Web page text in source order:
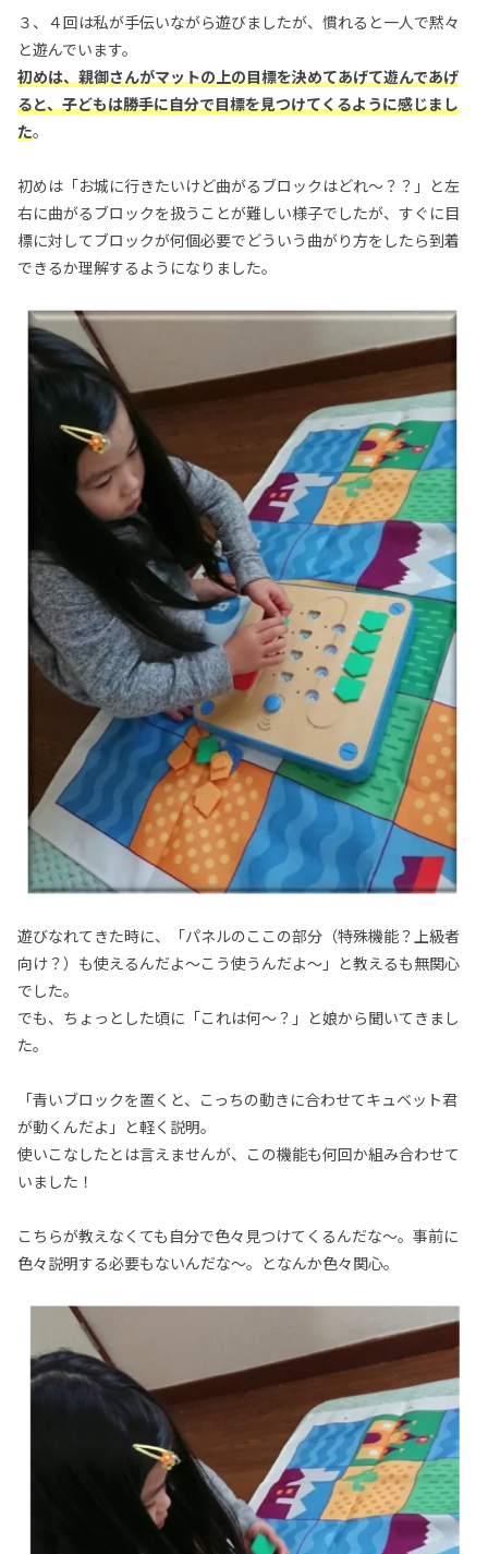
３、４回は私が手伝いながら遊びましたが、慣れると一人で黙々
と遊んでいます。
初めは、親御さんがマットの上の目標を決めてあげて遊んであげ
ると、子どもは勝手に自分で目標を見つけてくるように感じまし
た。
初めは「お城に行きたいけど曲がるブロックはどれ～？？」と左
右に曲がるブロックを扱うことが難しい様子でしたが、すぐに目
標に対してブロックが何個必要でどういう曲がり方をしたら到着
できるか理解するようになりました。
遊びなれてきた時に、「パネルのここの部分（特殊機能？上級者
向け？）も使えるんだよ～こう使うんだよ～」と教えるも無関心
でした。
でも、ちょっとした頃に「これは何〜？」と娘から聞いてきまし
た。
「青いブロックを置くと、こっちの動きに合わせてキュベット君
が動くんだよ」と軽く説明。
使いこなしたとは言えませんが、この機能も何回か組み合わせて
いました！
こちらが教えなくても自分で色々見つけてくるんだな〜。事前に
色々説明する必要もないんだな～。となんか色々関心。